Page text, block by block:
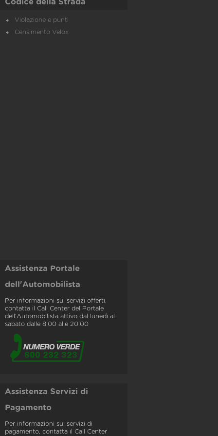
Codice della Strada
Violazione e punti
Censimento Velox
Assistenza Portale
dell'Automobilista
Per informazioni sui servizi offerti,
contatta il Call Center del Portale
dell'Automobilista attivo dal lunedì al
sabato dalle 8.00 alle 20.00
Assistenza Servizi di
Pagamento
Per informazioni sui servizi di
pagamento, contatta il Call Center